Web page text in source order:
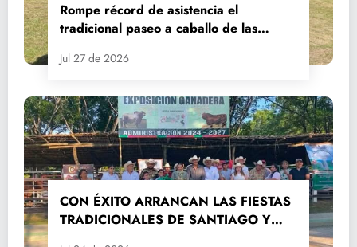
Rompe récord de asistencia el
tradicional paseo a caballo de las
Fiestas de Santiago y Santa Ana
Jul 27 de 2026
CON ÉXITO ARRANCAN LAS FIESTAS
TRADICIONALES DE SANTIAGO Y